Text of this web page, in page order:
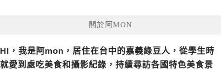
關於阿MON
HI，我是阿mon，居住在台中的嘉義綠豆人，從學生時
就愛到處吃美食和攝影紀錄，持續尋訪各國特色美食景